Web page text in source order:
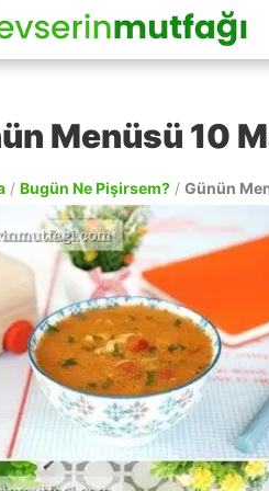
Menüsü 10
/ Bugün Ne Pişirsem? / Günün